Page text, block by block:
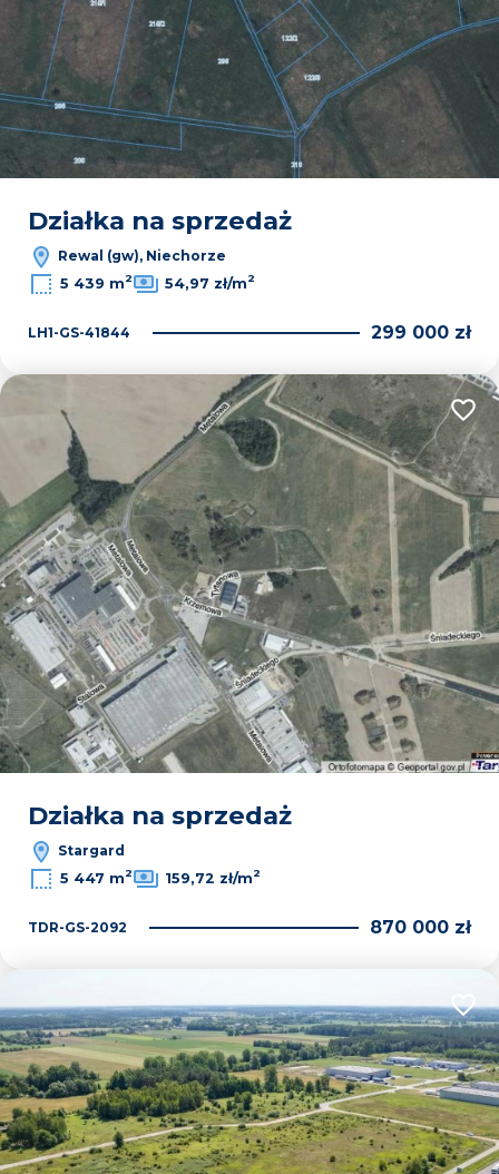
Działka na sprzedaż
Rewal (gw), Niechorze
5 439 m2 54,97 zł/m2
LH1-GS-41844 299 000 zł
Działka na sprzedaż
Stargard
5 447 m2 159,72 zł/m2
TDR-GS-2092 870 000 zł